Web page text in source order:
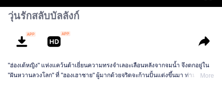
วุ่นรักสลับบัลลังก์
"ฮ่องเต้หญิง" แห่งแคว้นต้าเยี่ยนความทรงจำเลอะเลือนหลังจากจมน้ำ จึงตกอยู่ใน
"ฝันหวานลวงโลก" ที่ "ฮองเฮาชาย" ผู้มากด้วยจริตจะก้านปั้นแต่งขึ้นมา ท่ามกลาง
More